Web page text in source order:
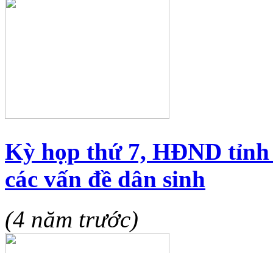
Kỳ họp thứ 7, HĐND
các vấn đề dân sinh
(4 năm trước)